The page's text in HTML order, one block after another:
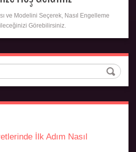
ve Modelini Seçerek, Nasıl Engelleme
Görebilirsiniz.
İlk Adım Nasıl